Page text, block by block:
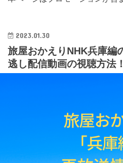
2023.01.30
旅屋おかえりNHK兵庫編
逃し配信動画の視聴方法！